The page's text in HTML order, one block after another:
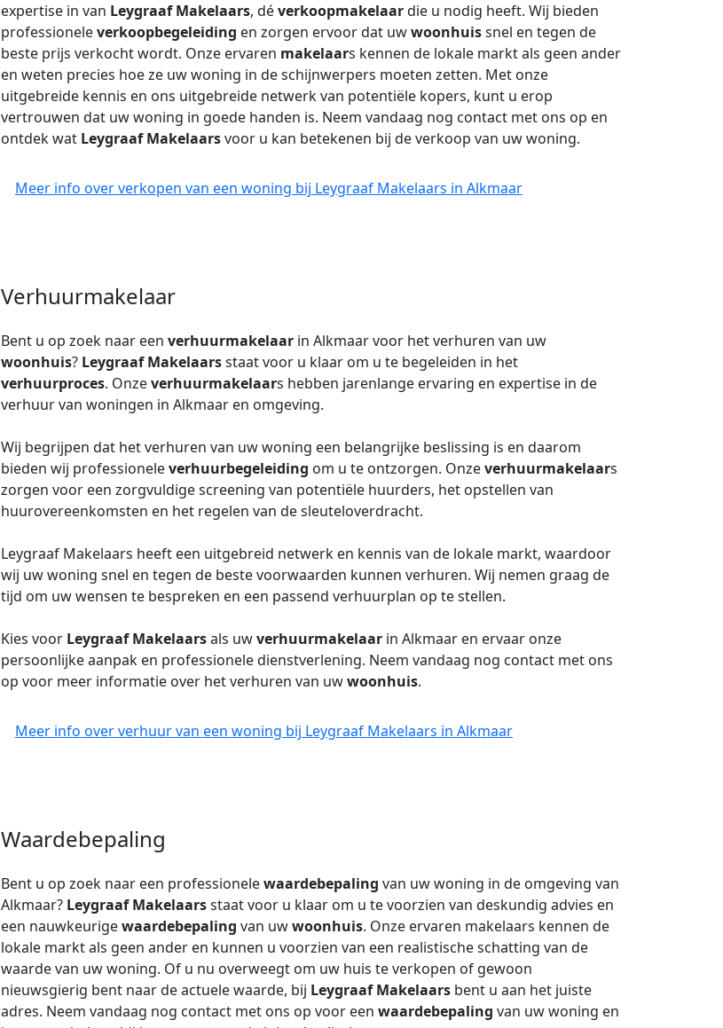
expertise in van Leygraaf Makelaars, déverkoopmakelaardie u nodig heeft. Wij bieden
professioneleverkoopbegeleiding en zorgen ervoor dat uwwoonhuissnel en tegen de
beste prijs verkocht wordt. Onze ervaren makelaars kennen de lokale markt als geen ander
en weten precies hoe ze uw woning in de schijnwerpers moeten zetten. Met onze
uitgebreide kennis en ons uitgebreide netwerk van potentiële kopers, kunt u erop
vertrouwen dat uw woning in goede handen is. Neem vandaag nog contact met ons op en
ontdek wat Leygraaf Makelaarsvoor u kan betekenen bij de verkoop van uw woning.
Meer info over verkopen van een woning bij Leygraaf Makelaars in Alkmaar
Verhuurmakelaar
Bent u op zoek naar een verhuurmakelaar in Alkmaar voor het verhuren van uw
woonhuis? Leygraaf Makelaarsstaat voor u klaar om u te begeleiden in het
verhuurproces. Onzeverhuurmakelaars hebben jarenlange ervaring en expertise in de
verhuur van woningen in Alkmaar en omgeving.
Wij begrijpen dat het verhuren van uw woning een belangrijke beslissing is en daarom
bieden wij professioneleverhuurbegeleiding om u te ontzorgen. Onzeverhuurmakelaars
zorgen voor een zorgvuldige screening van potentiële huurders, het opstellen van
huurovereenkomsten en het regelen van de sleuteloverdracht.
Leygraaf Makelaars heeft een uitgebreid netwerk en kennis van de lokale markt, waardoor
wij uw woning snel en tegen de beste voorwaarden kunnen verhuren. Wij nemen graag de
tijd om uw wensen te bespreken en een passend verhuurplan op te stellen.
Kies voor Leygraaf Makelaarsals uwverhuurmakelaar in Alkmaar en ervaar onze
persoonlijke aanpak en professionele dienstverlening. Neem vandaag nog contact met ons
op voor meer informatie over het verhuren van uwwoonhuis.
Meer info over verhuur van een woning bij Leygraaf Makelaars in Alkmaar
Waardebepaling
Bent u op zoek naar een professionelewaardebepaling van uw woning in de omgeving van
Alkmaar? Leygraaf Makelaarsstaat voor u klaar om u te voorzien van deskundig advies en
een nauwkeurigewaardebepaling van uwwoonhuis. Onze ervaren makelaars kennen de
lokale markt als geen ander en kunnen u voorzien van een realistische schatting van de
waarde van uw woning. Of u nu overweegt om uw huis te verkopen of gewoon
nieuwsgierig bent naar de actuele waarde, bij Leygraaf Makelaars bent u aan het juiste
adres. Neem vandaag nog contact met ons op voor een waardebepaling van uw woning en